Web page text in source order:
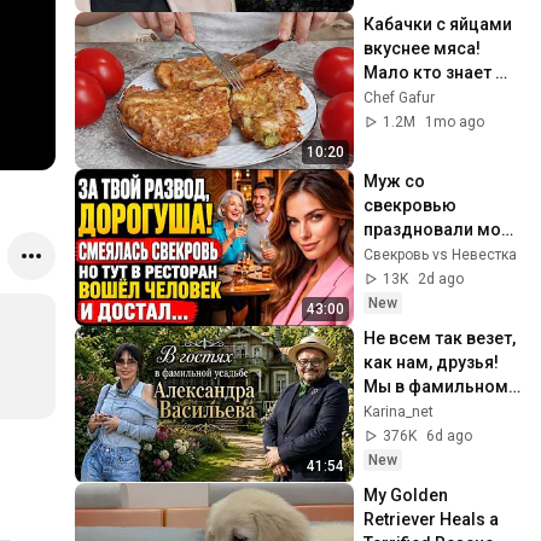
Лабковский
10:20
Кабачки с яйцами
вкуснее мяса!
Мало кто знает
секрет! Бабушка
научила готовить
Chef Gafur
1.2M
1mo ago
43:00
Муж со
свекровью
праздновали мой
развод. Но через
час в ресторан
вошёл человек с
Свекровь vs Невестка
13K
2d ago
New
41:54
Не всем так везет,
как нам, друзья!
Мы в фамильном
поместье
Александра
Васильева в Литве
Karina_net
376K
6d ago
New
My Golden
Retriever Heals a